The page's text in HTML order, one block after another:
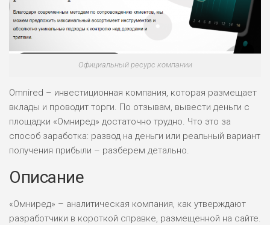
Официальный ресурс компании
Omnired – инвестиционная компания, которая размещает
вклады и проводит торги. По отзывам, вывести деньги с
площадки «Омниред» достаточно трудно. Что это за
способ заработка: развод на деньги или реальный вариант
получения прибыли – разберем детально.
Описание
«Омниред» – аналитическая компания, как утверждают
разработчики в короткой справке, размещенной на сайте.